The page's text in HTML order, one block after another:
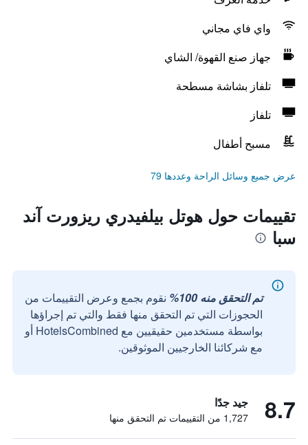
واي فاي مجاني
جهاز صنع القهوة/ الشاي
تلفاز بشاشة مسطحة
تلفاز
مسبح أطفال
عرض جميع وسائل الراحة وعددها 79
تقييمات حول هوتل بيلفيدري ريزورت آند
سبا
تم التحقق منه 100%
نقوم بجمع وعرض التقييمات من
الحجوزات التي تم التحقق منها فقط والتي تم إجراؤها
بواسطة مستخدمين حقيقيين مع HotelsCombined أو
مع شركائنا الخارجيين الموثوقين.
8.7 جيد جدًا
1,727 من التقييمات تم التحقق منها